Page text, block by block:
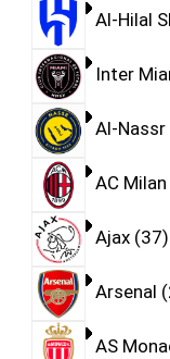
Al-Hilal
Inter
Al-Nassr
AC Milan
Ajax 37
Arsenal
AS